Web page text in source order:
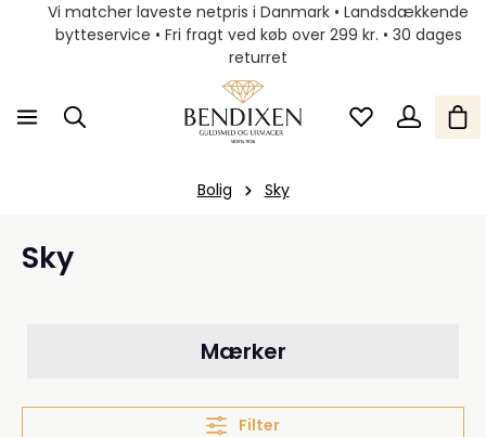
Vi matcher laveste netpris i Danmark • Landsdækkende
bytteservice • Fri fragt ved køb over 299 kr. • 30 dages
returret
Bolig Sky
Sky
Mærker
Filter